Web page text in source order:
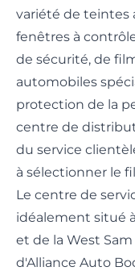
variété de teintes
fenêtres à
de sécurité, de
automobiles
protection de la
centre de
du service
à sélectionner le
Le centre de
idéalement situé
et de la West
d'Alliance Auto